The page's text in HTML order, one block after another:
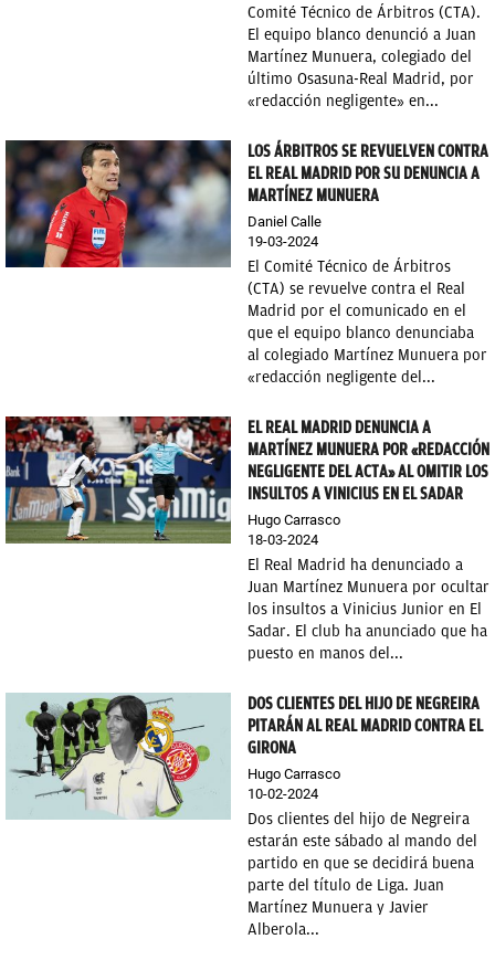
Comité Técnico de Árbitros (CTA).
El equipo blanco denunció a Juan
Martínez Munuera, colegiado del
último Osasuna-Real Madrid, por
«redacción negligente» en...
LOS ÁRBITROS SE REVUELVEN CONTRA
EL REAL MADRID POR SU DENUNCIA A
MARTÍNEZ MUNUERA
Daniel Calle
19-03-2024
El Comité Técnico de Árbitros
(CTA) se revuelve contra el Real
Madrid por el comunicado en el
que el equipo blanco denunciaba
al colegiado Martínez Munuera por
«redacción negligente del...
EL REAL MADRID DENUNCIA A
MARTÍNEZ MUNUERA POR «REDACCIÓN
NEGLIGENTE DEL ACTA» AL OMITIR LOS
INSULTOS A VINICIUS EN EL SADAR
Hugo Carrasco
18-03-2024
El Real Madrid ha denunciado a
Juan Martínez Munuera por ocultar
los insultos a Vinicius Junior en El
Sadar. El club ha anunciado que ha
puesto en manos del...
DOS CLIENTES DEL HIJO DE NEGREIRA
PITARÁN AL REAL MADRID CONTRA EL
GIRONA
Hugo Carrasco
10-02-2024
Dos clientes del hijo de Negreira
estarán este sábado al mando del
partido en que se decidirá buena
parte del título de Liga. Juan
Martínez Munuera y Javier
Alberola...